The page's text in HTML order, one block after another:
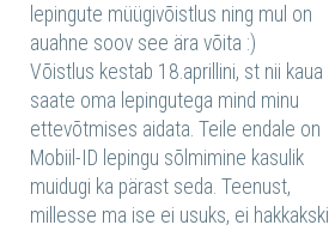
lepingute müügivõistlus ning mul on
auahne soov see ära võita :)
Võistlus kestab 18.aprillini, st nii kaua
saate oma lepingutega mind minu
ettevõtmises aidata. Teile endale on
Mobiil-ID lepingu sõlmimine kasulik
muidugi ka pärast seda. Teenust,
millesse ma ise ei usuks, ei hakkakski